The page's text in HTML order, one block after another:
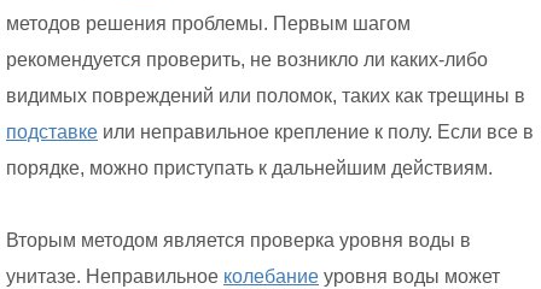
методов решения проблемы. Первым шагом
рекомендуется проверить, не возникло ли каких-либо
видимых повреждений или поломок, таких как трещины в
подставке или неправильное крепление к полу. Если все в
порядке, можно приступать к дальнейшим действиям.
Вторым методом является проверка уровня воды в
унитазе. Неправильное колебание уровня воды может